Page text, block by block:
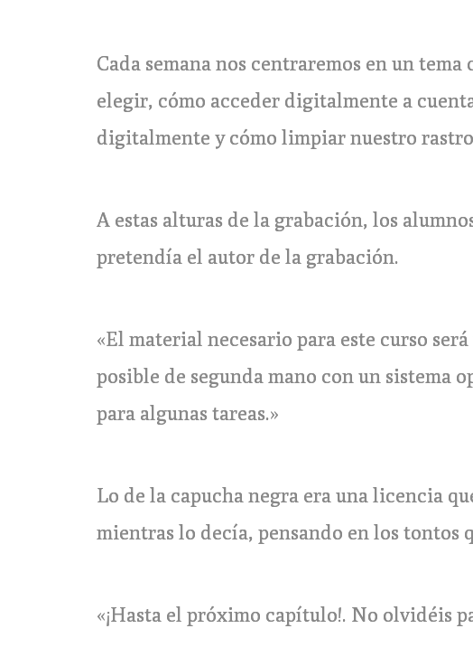
Cada semana nos centraremos en un
elegir, cómo acceder digitalmente a
digitalmente y cómo limpiar nuestro
A estas alturas de la grabación, los
pretendía el autor de la grabación.
«El material necesario para este curso
posible de segunda mano con un sistema
para algunas tareas.»
Lo de la capucha negra era una licencia
mientras lo decía, pensando en los tontos
«¡Hasta el próximo capítulo!. No olvidéis